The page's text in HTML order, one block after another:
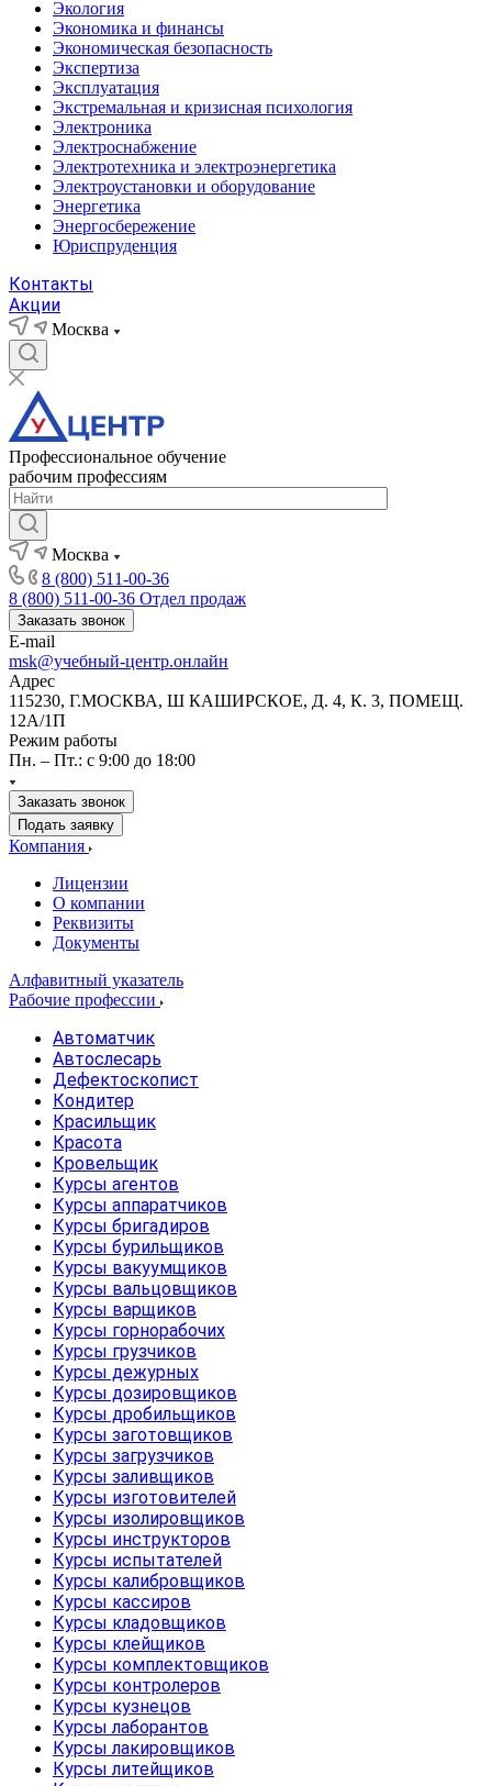
Экология
Экономика и финансы
Экономическая безопасность
Экспертиза
Эксплуатация
Экстремальная и кризисная психология
Электроника
Электроснабжение
Электротехника и электроэнергетика
Электроустановки и оборудование
Энергетика
Энергосбережение
Юриспруденция
Контакты
Акции
Москва
Профессиональное обучение
рабочим профессиям
Москва
8 (800) 511-00-36
8 (800) 511-00-36 Отдел продаж
Заказать звонок
E-mail
msk@учебный-центр.онлайн
Адрес
115230, Г.МОСКВА, Ш КАШИРСКОЕ, Д. 4, К. 3, ПОМЕЩ.
12А/1П
Режим работы
Пн. – Пт.: с 9:00 до 18:00
Заказать звонок
Подать заявку
Компания
Лицензии
О компании
Реквизиты
Документы
Алфавитный указатель
Рабочие профессии
Автоматчик
Автослесарь
Дефектоскопист
Кондитер
Красильщик
Красота
Кровельщик
Курсы агентов
Курсы аппаратчиков
Курсы бригадиров
Курсы бурильщиков
Курсы вакуумщиков
Курсы вальцовщиков
Курсы варщиков
Курсы горнорабочих
Курсы грузчиков
Курсы дежурных
Курсы дозировщиков
Курсы дробильщиков
Курсы заготовщиков
Курсы загрузчиков
Курсы заливщиков
Курсы изготовителей
Курсы изолировщиков
Курсы инструкторов
Курсы испытателей
Курсы калибровщиков
Курсы кассиров
Курсы кладовщиков
Курсы клейщиков
Курсы комплектовщиков
Курсы контролеров
Курсы кузнецов
Курсы лаборантов
Курсы лакировщиков
Курсы литейщиков